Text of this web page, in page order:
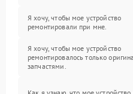
Я хочу, чтобы мое устройство
ремонтировали при мне.
Я хочу, чтобы мое устройство
ремонтировалось только
запчастями.